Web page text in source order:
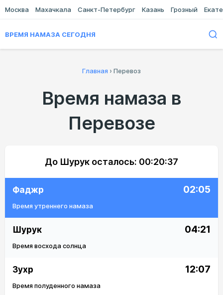
Москва Махачкала Санкт-Петербург Казань Грозный
ВРЕМЯ НАМАЗА СЕГОДНЯ
Главная › Перевоз
Время намаза в
Перевозе
До Шурук осталось: 00:20:37
Фаджр 02:05
Время утреннего намаза
Шурук 04:21
Время восхода солнца
Зухр 12:07
Время полуденного намаза